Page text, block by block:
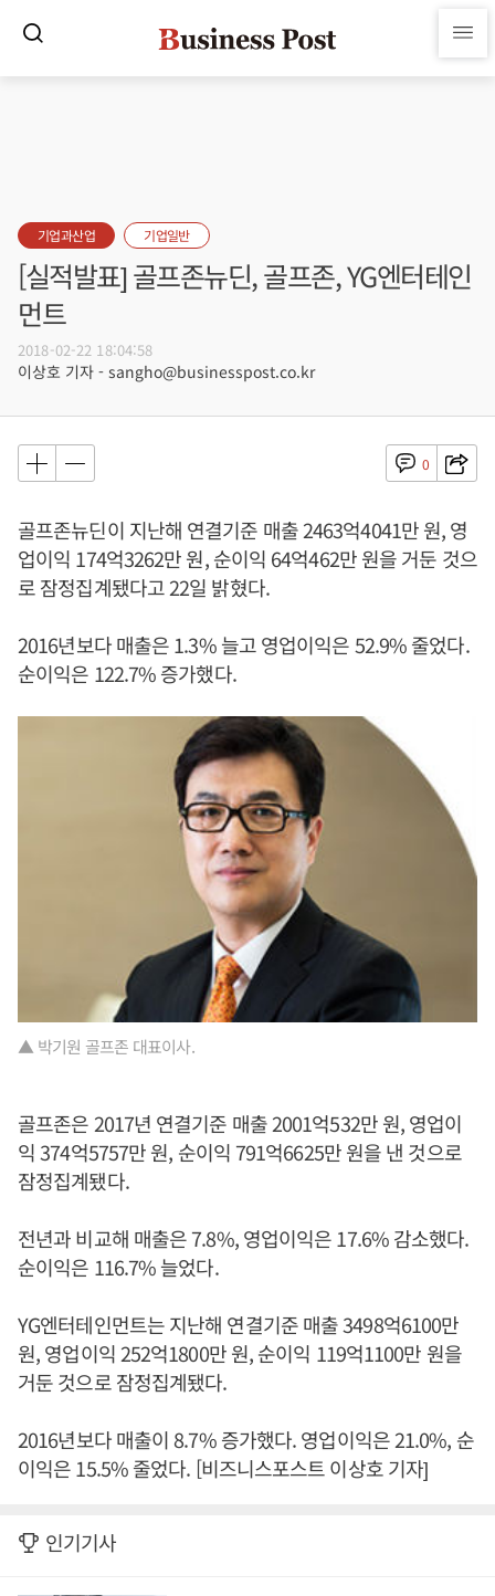
기업과산업 기업일반
[실적발표] 골프존뉴딘, 골프존, YG엔터테인
먼트
2018-02-22 18:04:58
이상호 기자 - sangho@businesspost.co.kr
0
골프존뉴딘이 지난해 연결기준 매출 2463억4041만 원, 영
업이익 174억3262만 원, 순이익 64억462만 원을 거둔 것으
로 잠정집계됐다고 22일 밝혔다.
2016년보다 매출은 1.3% 늘고 영업이익은 52.9% 줄었다.
순이익은 122.7% 증가했다.
▲ 박기원 골프존 대표이사.
골프존은 2017년 연결기준 매출 2001억532만 원, 영업이
익 374억5757만 원, 순이익 791억6625만 원을 낸 것으로
잠정집계됐다.
전년과 비교해 매출은 7.8%, 영업이익은 17.6% 감소했다.
순이익은 116.7% 늘었다.
YG엔터테인먼트는 지난해 연결기준 매출 3498억6100만
원, 영업이익 252억1800만 원, 순이익 119억1100만 원을
거둔 것으로 잠정집계됐다.
2016년보다 매출이 8.7% 증가했다. 영업이익은 21.0%, 순
이익은 15.5% 줄었다. [비즈니스포스트 이상호 기자]
인기기사